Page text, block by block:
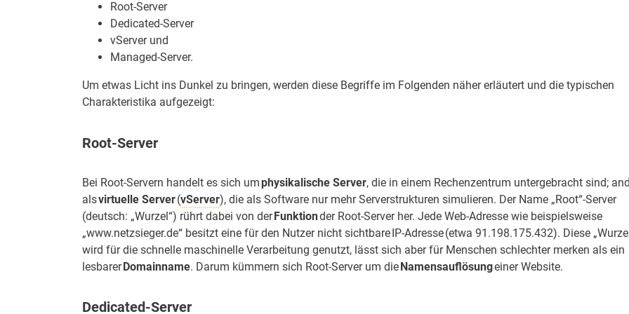
Root-Server
Dedicated-Server
vServer und
Managed-Server.
Um etwas Licht ins Dunkel zu bringen, werden diese Begriffe im Folgenden näher erläutert und die typischen
Charakteristika aufgezeigt:
Root-Server
Bei Root-Servern handelt es sich umphysikalische Server, die in einem Rechenzentrum untergebracht sind;
alsvirtuelle Server(vServer), die als Software nur mehr Serverstrukturen simulieren. Der Name „Root“-Server
(deutsch: „Wurzel“) rührt dabei von derFunktionder Root-Server her. Jede Web-Adresse wie beispielsweise
„www.netzsieger.de“ besitzt eine für den Nutzer nicht sichtbare IP-Adresse (etwa 91.198.175.432). Diese
wird für die schnelle maschinelle Verarbeitung genutzt, lässt sich aber für Menschen schlechter merken als ein
lesbarerDomainname. Darum kümmern sich Root-Server um dieNamensauflösungeiner Website.
Dedicated-Server